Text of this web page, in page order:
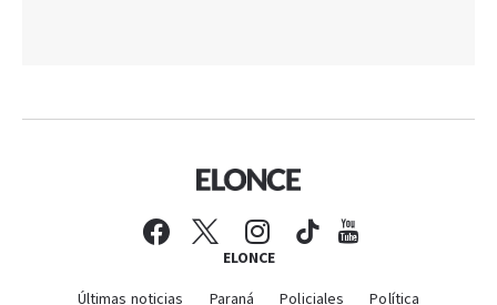
ELONCE
Últimas noticias Paraná Policiales
Política